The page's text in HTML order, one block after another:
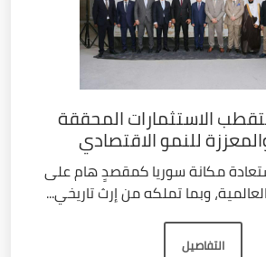
الاستثمارات المحققة
للنمو الاقتصادي
مكانة سوريا كمقصدٍ هام على
وبما تملكه من إرث تاريخي...
التفاصيل